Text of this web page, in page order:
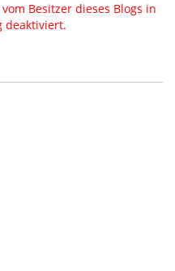
Besitzer dieses Blogs in
deaktiviert.